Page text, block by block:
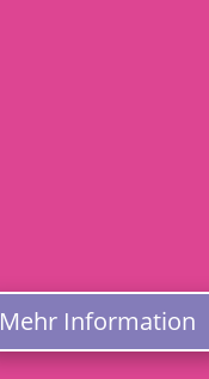
Mehr Information